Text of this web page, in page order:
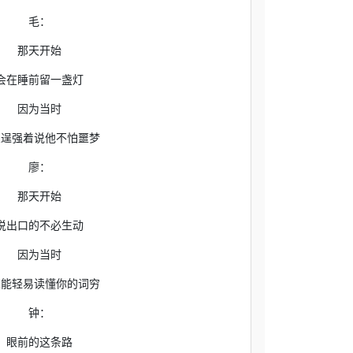
毛：
那天开始
在睡前留一盏灯
因为当时
强着说他不怕噩梦
廖：
那天开始
出口的不必生动
因为当时
轻易读懂你的词穷
钟：
眼前的这条路